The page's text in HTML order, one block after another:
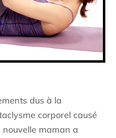
dus à la
corporel causé
nouvelle maman a